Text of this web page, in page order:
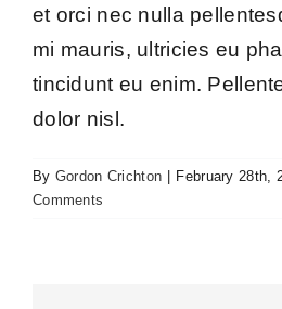
et orci nec nulla
mi mauris, ultricies eu
tincidunt eu enim.
dolor nisl.
By Gordon Crichton February 28th,
Comments